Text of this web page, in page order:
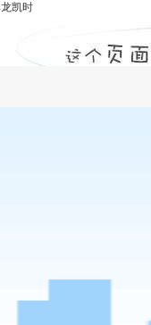
路桥梁施工裂
凯时